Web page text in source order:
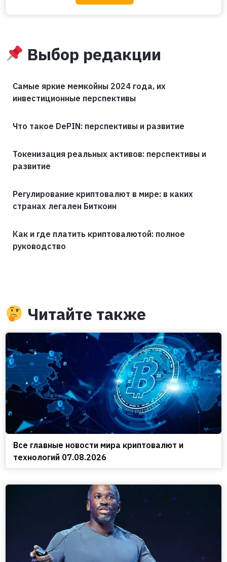
Выбор редакции
Самые яркие мемкойны 2024 года, их
инвестиционные перспективы
Что такое DePIN: перспективы и развитие
Токенизация реальных активов: перспективы и
развитие
Регулирование криптовалют в мире: в каких
странах легален Биткоин
Как и где платить криптовалютой: полное
руководство
Читайте также
Все главные новости мира криптовалют и
технологий 07.08.2026